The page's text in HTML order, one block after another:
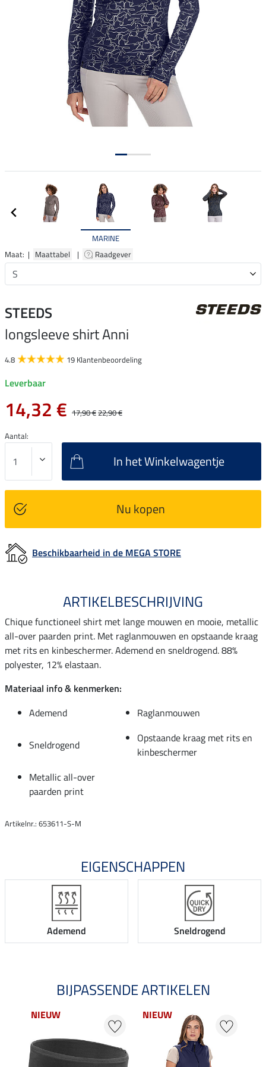
MARINE
Maat: | Maattabel | Raadgever
STEEDS
longsleeve shirt Anni
4.8 19 Klantenbeoordeling
Leverbaar
14,32 € 17,90 €22,90 €
Aantal:
In het Winkelwagentje
Nu kopen
Beschikbaarheid in de MEGA STORE
ARTIKELBESCHRIJVING
Chique functioneel shirt met lange mouwen en mooie, metallic
all-over paarden print. Met raglanmouwen en opstaande kraag
met rits en kinbeschermer. Ademend en sneldrogend. 88%
polyester, 12% elastaan.
Materiaal info & kenmerken:
Ademend
Raglanmouwen
Sneldrogend
Opstaande kraag met rits en
kinbeschermer
Metallic all-over
paarden print
Artikelnr.: 653611-S-M
EIGENSCHAPPEN
Ademend Sneldrogend
BIJPASSENDE ARTIKELEN
NIEUW NIEUW